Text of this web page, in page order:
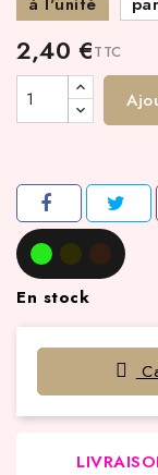
2,40 €TTC
En stock